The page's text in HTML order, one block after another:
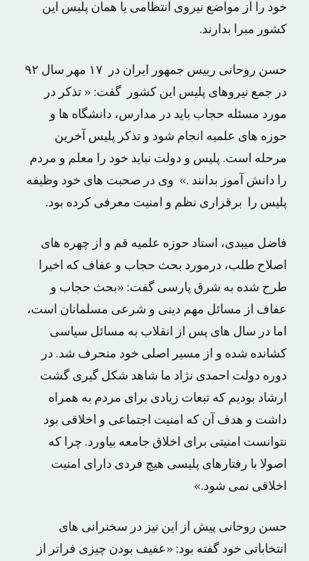
خود را از مواضع نیروی انتظامی یا همان پلیس این
کشور مبرا بدارند.
حسن روحانی رییس جمهور ایران در ۱۷ مهر سال ۹۲
در جمع نیروهای پلیس این کشور گفت: « تذکر در
مورد مسئله حجاب باید در مدارس، دانشگاه ها و
حوزه های علمیه انجام شود و تذکر پلیس آخرین
مرحله است. پلیس و دولت نباید خود را معلم و مردم
را دانش آموز بدانند .» وی در صحبت های خود وظیفه
پلیس را برقراری نظم و امنیت معرفی کرده بود.
فاضل میبدی، استاد حوزه علمیه قم و از چهره های
اصلاح طلب، درمورد بحث حجاب و عفاف که اخیرا
طرح شده به شرق پارسی گفت: «بحث حجاب و
عفاف از مسائل مهم دینی و شرعی مسلمانان است،
اما در سال های پس از انقلاب به مسائل سیاسی
کشانده شده و از مسیر اصلی خود منحرف شد. در
دوره دولت احمدی نژاد ما شاهد شکل گیری گشت
ارشاد بودیم که تبعات زیادی برای مردم به همراه
داشت و هدف آن که امنیت ‏اجتماعی و اخلاقی بود
نتوانست امنیتی برای اخلاق جامعه بیاورد. چرا که
اصولا با رفتارهای پلیسی هیچ فردی دارای امنیت
اخلاقی نمی شود.»
حسن روحانی پیش از این نیز در سخنرانی های
انتخاباتی خود گفته بود: «عفیف بودن چیزی فراتر از